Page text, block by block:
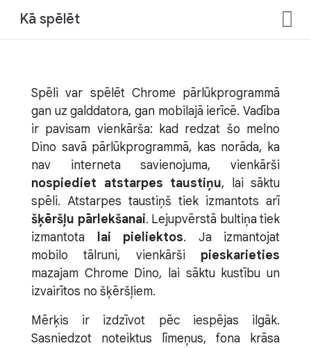
Kā spēlēt
Spēli var spēlēt Chrome pārlūkprogrammā
gan uz galddatora, gan mobilajā ierīcē. Vadība
ir pavisam vienkārša: kad redzat šo melno
Dino savā pārlūkprogrammā, kas norāda, ka
nav interneta savienojuma, vienkārši
nospiediet atstarpes taustiņu, lai sāktu
spēli. Atstarpes taustiņš tiek izmantots arī
šķēršļu pārlekšanai. Lejupvērstā bultiņa tiek
izmantota
lai pieliektos. Ja izmantojat
mobilo tālruni, vienkārši pieskarieties
mazajam Chrome Dino, lai sāktu kustību un
izvairītos no šķēršļiem.
Mērķis ir izdzīvot pēc iespējas ilgāk.
Sasniedzot noteiktus līmeņus, fona krāsa